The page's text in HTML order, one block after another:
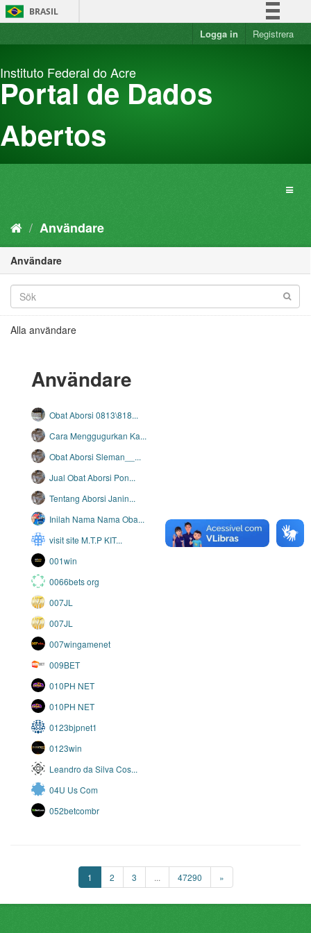
Hoppa
fram
BRASIL
Simplifique!
Acesso à informação
Logga in Registrera
Instituto Federal do Acre
Portal de Dados
Abertos
Användare
Användare
Alla användare
Användare
Obat Aborsi 0813\818...
Cara Menggugurkan Ka...
Obat Aborsi Sleman__...
Jual Obat Aborsi Pon...
Tentang Aborsi Janin...
Inilah Nama Nama Oba...
visit site M.T.P KIT...
001win
0066bets org
007JL
007JL
007wingamenet
009BET
010PH NET
010PH NET
0123bjpnet1
0123win
Leandro da Silva Cos...
04U Us Com
052betcombr
1 2 3 ... 47290 »